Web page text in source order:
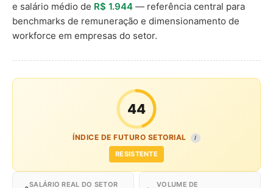
e salário médio de R$ 1.944 — referência central para
benchmarks de remuneração e dimensionamento de
workforce em empresas do setor.
44
ÍNDICE DE FUTURO SETORIAL I
RESISTENTE
SALÁRIO REAL DO SETOR VOLUME DE